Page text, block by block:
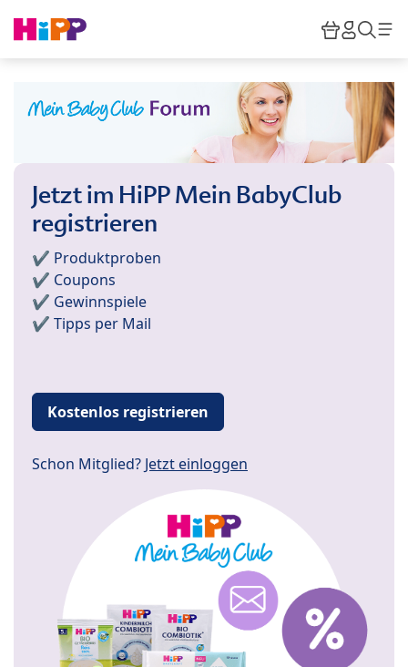
HiPP
Jetzt im HiPP Mein BabyClub
registrieren
✔️ Produktproben
✔️ Coupons
✔️ Gewinnspiele
✔️ Tipps per Mail
Kostenlos registrieren
Schon Mitglied? Jetzt einloggen